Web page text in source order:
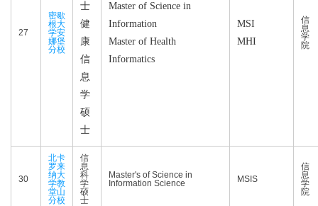
27
密歇
根大
学安
娜堡
分校
士
健
康
信
息
学
硕
士
Master of Science in
Information
Master of Health
Informatics
MSI
MHI
信
息
学
院
30
北卡
罗来
纳大
学教
堂山
分校
信
息
科
学
硕
士
Master's of Science in
Information Science
MSIS
信
息
学
院